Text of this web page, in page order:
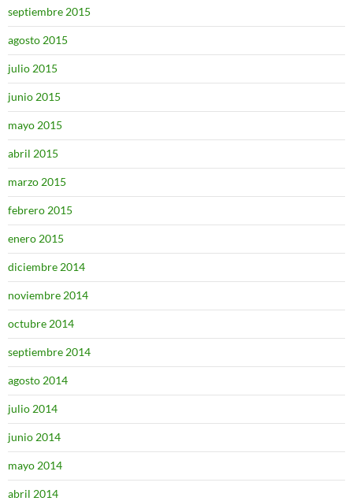
septiembre 2015
agosto 2015
julio 2015
junio 2015
mayo 2015
abril 2015
marzo 2015
febrero 2015
enero 2015
diciembre 2014
noviembre 2014
octubre 2014
septiembre 2014
agosto 2014
julio 2014
junio 2014
mayo 2014
abril 2014